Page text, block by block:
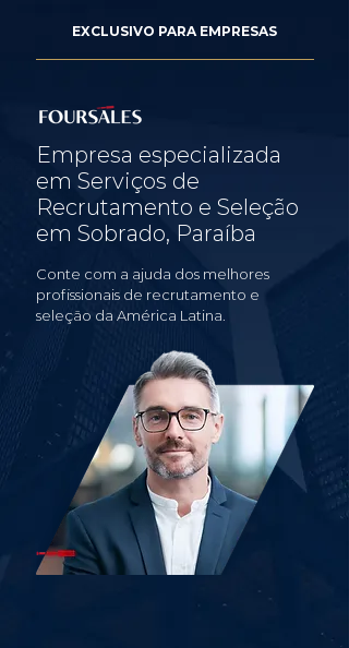
EXCLUSIVO PARA EMPRESAS
Empresa especializada
em Serviços de
Recrutamento e Seleção
em Sobrado, Paraíba
Conte com a ajuda dos melhores
profissionais de recrutamento e
seleção da América Latina.